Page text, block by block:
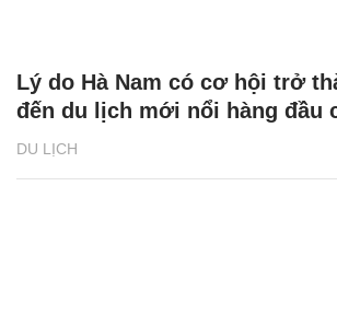
DU LỊCH
Lý do Hà Nam có cơ hội trở
đến du lịch mới nổi hàng đầu